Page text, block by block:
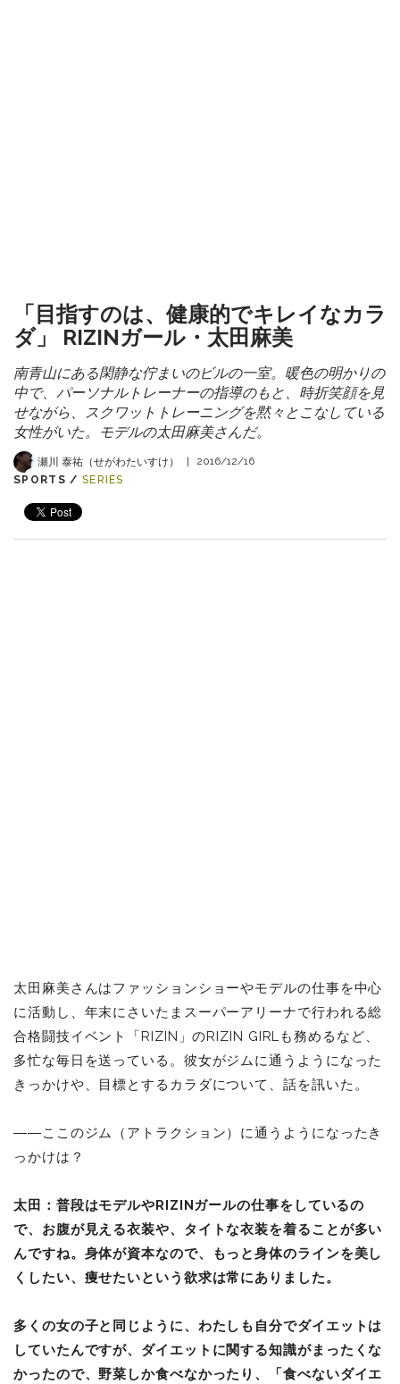
「目指すのは、健康的でキレイなカラ
ダ」 RIZINガール・太田麻美
南青山にある閑静な佇まいのビルの一室。暖色の明かりの
中で、パーソナルトレーナーの指導のもと、時折笑顔を見
せながら、スクワットトレーニングを黙々とこなしている
女性がいた。モデルの太田麻美さんだ。
瀬川 泰祐（せがわたいすけ） |
2016/12/16
SPORTS / SERIES
太田麻美さんはファッションショーやモデルの仕事を中心
に活動し、年末にさいたまスーパーアリーナで行われる総
合格闘技イベント「RIZIN」のRIZIN GIRLも務めるなど、
多忙な毎日を送っている。彼女がジムに通うようになった
きっかけや、目標とするカラダについて、話を訊いた。
――ここのジム（アトラクション）に通うようになったき
っかけは？
太田：普段はモデルやRIZINガールの仕事をしているの
で、お腹が見える衣装や、タイトな衣装を着ることが多い
んですね。身体が資本なので、もっと身体のラインを美し
くしたい、痩せたいという欲求は常にありました。
多くの女の子と同じように、わたしも自分でダイエットは
していたんですが、ダイエットに関する知識がまったくな
かったので、野菜しか食べなかったり、「食べないダイエ